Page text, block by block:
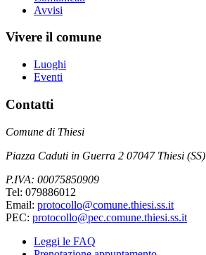
Avvisi
Vivere il comune
Luoghi
Eventi
Contatti
Comune di Thiesi
Piazza Caduti in Guerra 2 07047 Thiesi (SS)
P.IVA: 00075850909
Tel: 079886012
Email: protocollo@comune.thiesi.ss.it
PEC: protocollo@pec.comune.thiesi.ss.it
Leggi le FAQ